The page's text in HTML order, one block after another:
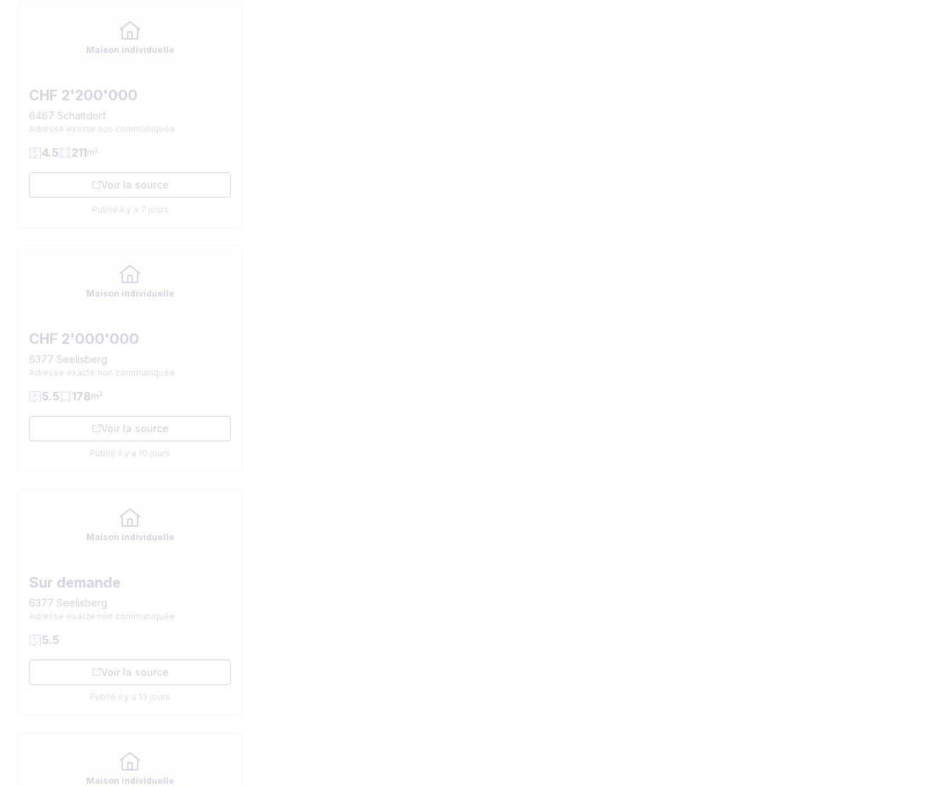
Maison individuelle
CHF 2'200'000
6467 Schattdorf
Adresse exacte non communiquée
4.5 211m2
Voir la source
Publié il y a 7 jours
Maison individuelle
CHF 2'000'000
6377 Seelisberg
Adresse exacte non communiquée
5.5 178m2
Voir la source
Publié il y a 10 jours
Maison individuelle
Sur demande
6377 Seelisberg
Adresse exacte non communiquée
5.5
Voir la source
Publié il y a 13 jours
Maison individuelle